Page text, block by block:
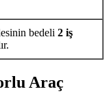
bedeli 2 iş
Araç